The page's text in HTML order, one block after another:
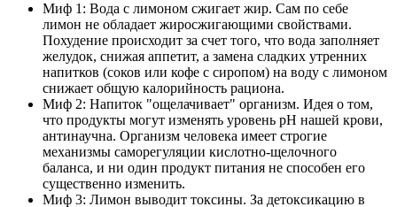
Миф 1: Вода с лимоном сжигает жир. Сам по себе
лимон не обладает жиросжигающими свойствами.
Похудение происходит за счет того, что вода заполняет
желудок, снижая аппетит, а замена сладких утренних
напитков (соков или кофе с сиропом) на воду с лимоном
снижает общую калорийность рациона.
Миф 2: Напиток "ощелачивает" организм. Идея о том,
что продукты могут изменять уровень pH нашей крови,
антинаучна. Организм человека имеет строгие
механизмы саморегуляции кислотно-щелочного
баланса, и ни один продукт питания не способен его
существенно изменить.
Миф 3: Лимон выводит токсины. За детоксикацию в